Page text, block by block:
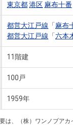
東京都港区 麻布十番
都営大江戸線 「麻布
都営大江戸線 「六本
11階建
100戸
1959年
は、（株）ワンノブア